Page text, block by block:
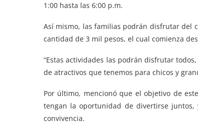
1:00 hasta las 6:00 p.m.
Así mismo, las familias podrán disfrutar del
cantidad de 3 mil pesos, el cual comienza
“Estas actividades las podrán disfrutar
de atractivos que tenemos para chicos y
Por último, mencionó que el objetivo de
tengan la oportunidad de divertirse
convivencia.